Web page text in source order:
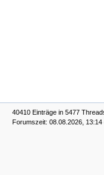
40410 Einträge in 5477
Forumszeit: 08.08.2026, 13:14